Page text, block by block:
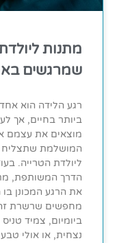
מתנות
שמרגשים
רגע הלידה הוא
ביותר בחיים, אך
מוצאים את עצמם
המושלמת שתצליח
ליולדת הטרייה.
הדרך המשותפת,
את הרגע המכונן
מחפשים שרשרת
ביומיום, צמיד
נצחית, או אולי